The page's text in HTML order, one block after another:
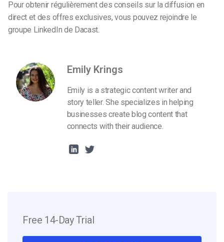
Pour obtenir régulièrement des conseils sur la diffusion en
direct et des offres exclusives, vous pouvez rejoindre le
groupe LinkedIn de Dacast.
Emily Krings
Emily is a strategic content writer and
story teller. She specializes in helping
businesses create blog content that
connects with their audience.
Free 14-Day Trial